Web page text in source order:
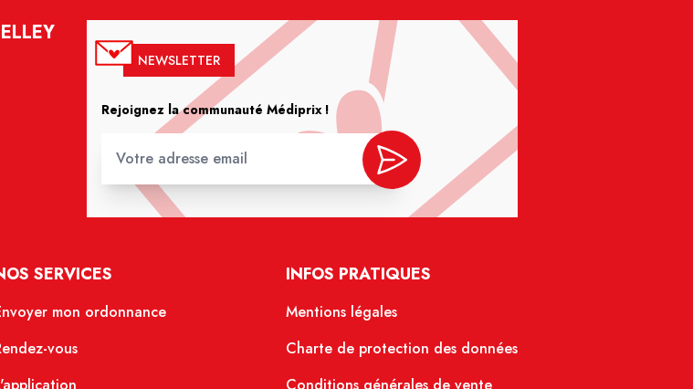
NEWSLETTER
Rejoignez la communauté Médiprix !
SERVICES
mon ordonnance
vous
INFOS PRATIQUES
Mentions légales
Charte de protection des données